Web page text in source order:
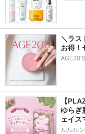
＼ラス
お得！
【
ゆらぎ
ェイス
ルルルン